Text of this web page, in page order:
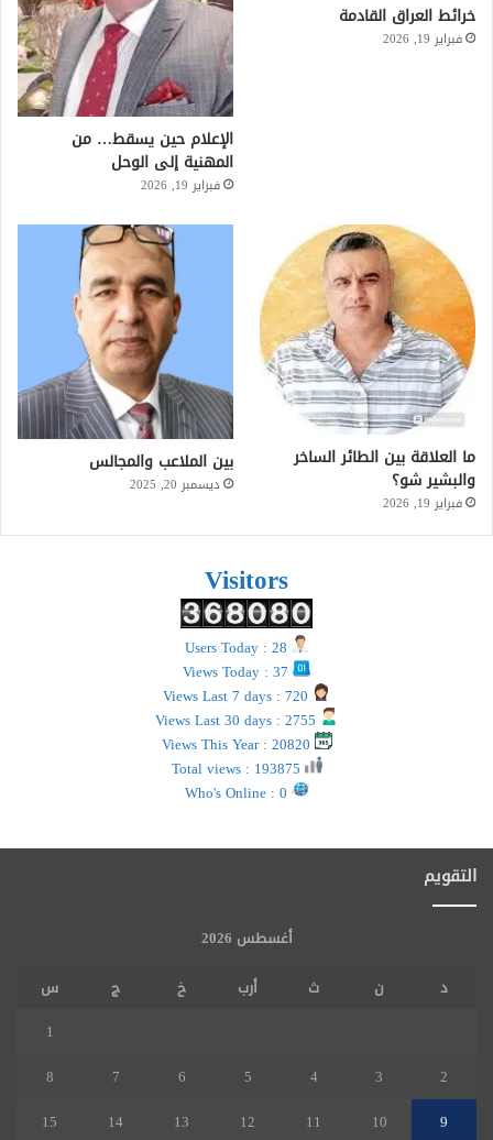
خرائط العراق القادمة
فبراير 19, 2026
الإعلام حين يسقط… من
المهنية إلى الوحل
فبراير 19, 2026
ما العلاقة بين الطائر الساخر
والبشير شو؟
فبراير 19, 2026
بين الملاعب والمجالس
ديسمبر 20, 2025
Visitors
التقويم
أغسطس 2026
د
ن ث أرب خ ج
س
1
2
3
4
5
6
7
8
9
10
11
12
13
14
15